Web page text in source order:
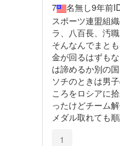
7 名無し9年前
スポーツ連盟組
ラ、八百長、汚
そんなんでまと
金が回るはずも
は諦めるか別の
ソチのときは男
ころをロシアに
ったけどチーム
メダル取れても
1